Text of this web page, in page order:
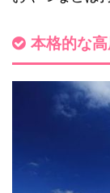
本格的な